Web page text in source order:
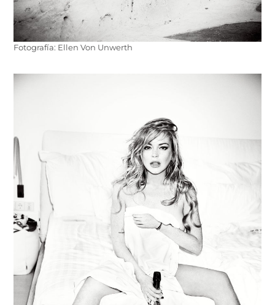
Fotografía: Ellen Von Unwerth